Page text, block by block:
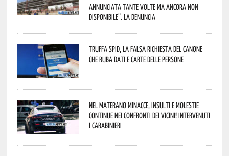
annunciata tante volte ma ancora non
disponibile”. La denuncia
Truffa Spid, la falsa richiesta del canone
che ruba dati e carte delle persone
Nel materano minacce, insulti e molestie
continue nei confronti dei vicini! Intervenuti
i Carabinieri